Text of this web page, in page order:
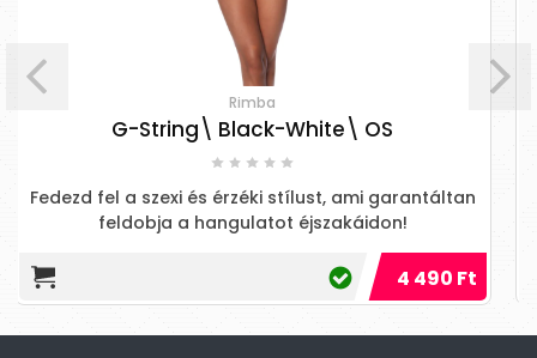
White\ OS
stílust, ami garantáltan
éjszakáidon!
Cottelli Party -
láncok titokzatos